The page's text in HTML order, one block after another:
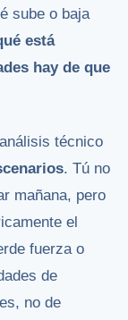
sube o baja
está
hay de que
técnico
. Tú no
mañana, pero
el
fuerza o
de
no de